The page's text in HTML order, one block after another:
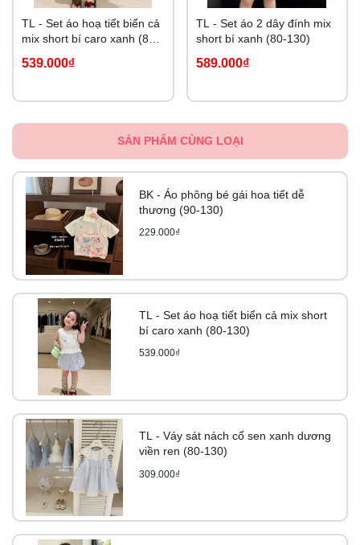
TL - Set áo hoạ tiết biển cả
mix short bí caro xanh (80-
539.000₫
TL - Set áo 2 dây đính mix
short bí xanh (80-130)
589.000₫
SẢN PHẨM CÙNG LOẠI
BK - Áo phông bé gái hoa tiết dễ
thương (90-130)
229.000₫
TL - Set áo hoạ tiết biển cả mix short
bí caro xanh (80-130)
539.000₫
TL - Váy sát nách cổ sen xanh dương
viền ren (80-130)
309.000₫